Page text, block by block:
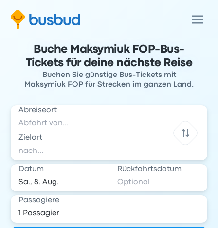
Buche Maksymiuk FOP-Bus-
Tickets für deine nächste Reise
Buchen Sie günstige Bus-Tickets mit
Maksymiuk FOP für Strecken im ganzen Land.
Abreiseort
Zielort
Datum Rückfahrtsdatum
Passagiere